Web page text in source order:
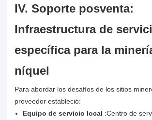
IV. Soporte posventa:
Infraestructura de
específica para la
níquel
Para abordar los desafíos de los sitios
proveedor estableció:
Equipo de servicio local :Centro de